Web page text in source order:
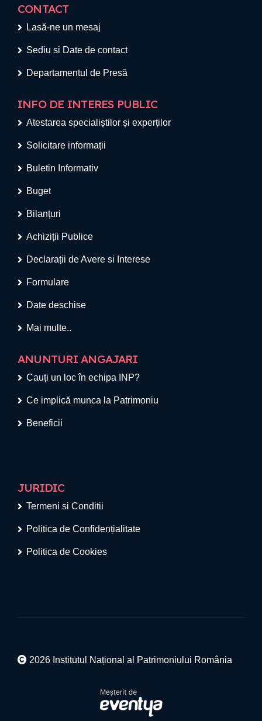
CONTACT
Lasă-ne un mesaj
Sediu si Date de contact
Departamentul de Presă
INFO DE INTERES PUBLIC
Atestarea specialiștilor și experților
Solicitare informații
Buletin Informativ
Buget
Bilanțuri
Achiziții Publice
Declarații de Avere si Interese
Formulare
Date deschise
Mai multe..
ANUNTURI ANGAJARI
Cauți un loc în echipa INP?
Ce implică munca la Patrimoniu
Beneficii
JURIDIC
Termeni si Conditii
Politica de Confidențialitate
Politica de Cookies
2026 Institutul Național al Patrimoniului România